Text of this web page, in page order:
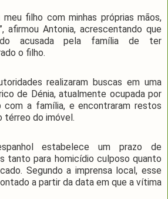
filho com minhas próprias mãos,
afirmou Antonia, acrescentando que
acusada pela família de ter
o filho.
realizaram buscas em uma
de Dénia, atualmente ocupada por
com a família, e encontraram restos
térreo do imóvel.
estabelece um prazo de
tanto para homicídio culposo quanto
Segundo a imprensa local, esse
a partir da data em que a vítima